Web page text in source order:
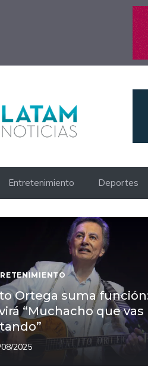
Entretenimiento Deportes
Ortega suma
“Muchacho que vas
2025